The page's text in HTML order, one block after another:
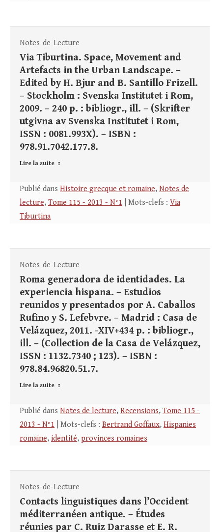
Notes-de-Lecture
Via Tiburtina. Space, Movement and
Artefacts in the Urban Landscape. –
Edited by H. Bjur and B. Santillo Frizell.
– Stockholm : Svenska Institutet i Rom,
2009. – 240 p. : bibliogr., ill. – (Skrifter
utgivna av Svenska Institutet i Rom,
ISSN : 0081.993X). – ISBN :
978.91.7042.177.8.
Lire la suite
Publié dans Histoire grecque et romaine, Notes de
lecture, Tome 115 - 2013 - N°1 | Mots-clefs : Via
Tiburtina
Notes-de-Lecture
Roma generadora de identidades. La
experiencia hispana. – Estudios
reunidos y presentados por A. Caballos
Rufino y S. Lefebvre. – Madrid : Casa de
Velázquez, 2011. -XIV+434 p. : bibliogr.,
ill. – (Collection de la Casa de Velázquez,
ISSN : 1132.7340 ; 123). – ISBN :
978.84.96820.51.7.
Lire la suite
Publié dans Notes de lecture, Recensions, Tome 115 -
2013 - N°1 | Mots-clefs : Bertrand Goffaux, Hispanies
romaine, identité, provinces romaines
Notes-de-Lecture
Contacts linguistiques dans l’Occident
méditerranéen antique. – Études
réunies par C. Ruiz Darasse et E. R.